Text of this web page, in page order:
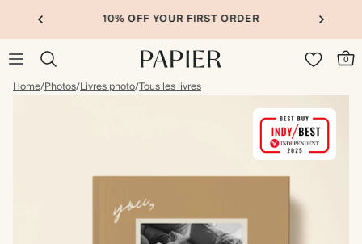
10% OFF YOUR FIRST ORDER
0
Home/Photos/Livres photo/Tous les livres